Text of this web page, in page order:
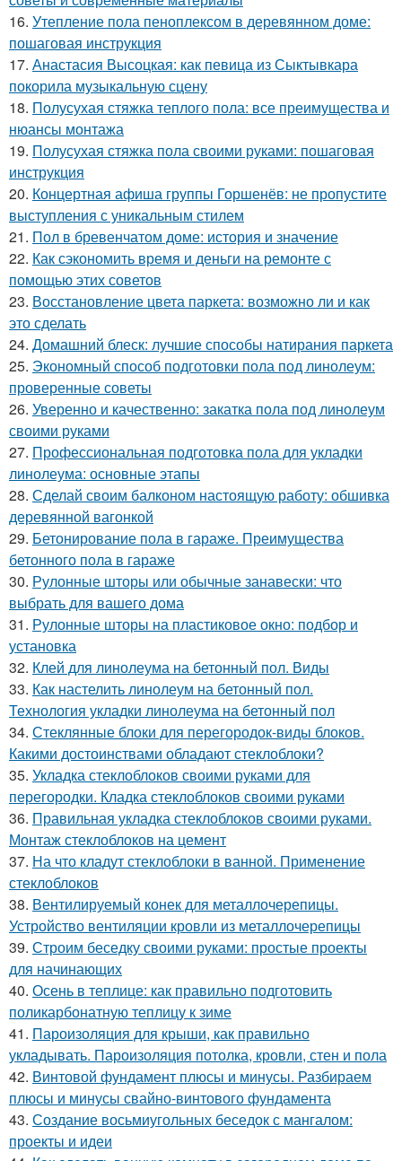
16. Утепление пола пеноплексом в деревянном доме:
пошаговая инструкция
17. Анастасия Высоцкая: как певица из Сыктывкара
покорила музыкальную сцену
18. Полусухая стяжка теплого пола: все преимущества и
нюансы монтажа
19. Полусухая стяжка пола своими руками: пошаговая
инструкция
20. Концертная афиша группы Горшенёв: не пропустите
выступления с уникальным стилем
21. Пол в бревенчатом доме: история и значение
22. Как сэкономить время и деньги на ремонте с
помощью этих советов
23. Восстановление цвета паркета: возможно ли и как
это сделать
24. Домашний блеск: лучшие способы натирания паркета
25. Экономный способ подготовки пола под линолеум:
проверенные советы
26. Уверенно и качественно: закатка пола под линолеум
своими руками
27. Профессиональная подготовка пола для укладки
линолеума: основные этапы
28. Сделай своим балконом настоящую работу: обшивка
деревянной вагонкой
29. Бетонирование пола в гараже. Преимущества
бетонного пола в гараже
30. Рулонные шторы или обычные занавески: что
выбрать для вашего дома
31. Рулонные шторы на пластиковое окно: подбор и
установка
32. Клей для линолеума на бетонный пол. Виды
33. Как настелить линолеум на бетонный пол.
Технология укладки линолеума на бетонный пол
34. Стеклянные блоки для перегородок-виды блоков.
Какими достоинствами обладают стеклоблоки?
35. Укладка стеклоблоков своими руками для
перегородки. Кладка стеклоблоков своими руками
36. Правильная укладка стеклоблоков своими руками.
Монтаж стеклоблоков на цемент
37. На что кладут стеклоблоки в ванной. Применение
стеклоблоков
38. Вентилируемый конек для металлочерепицы.
Устройство вентиляции кровли из металлочерепицы
39. Строим беседку своими руками: простые проекты
для начинающих
40. Осень в теплице: как правильно подготовить
поликарбонатную теплицу к зиме
41. Пароизоляция для крыши, как правильно
укладывать. Пароизоляция потолка, кровли, стен и пола
42. Винтовой фундамент плюсы и минусы. Разбираем
плюсы и минусы свайно-винтового фундамента
43. Создание восьмиугольных беседок с мангалом:
проекты и идеи